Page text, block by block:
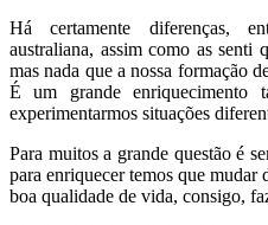
Há certamente diferenças,
australiana, assim como as
mas nada que a nossa formação
É um grande enriquecimento
experimentarmos situações
Para muitos a grande questão é
para enriquecer temos que
boa qualidade de vida, consigo,